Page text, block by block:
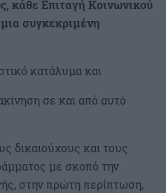
κάθε Επιταγή Κοινωνικού
συγκεκριμένη
κατάλυμα και
σε και από αυτό
δικαιούχους και τους
με σκοπό την
στην πρώτη περίπτωση,